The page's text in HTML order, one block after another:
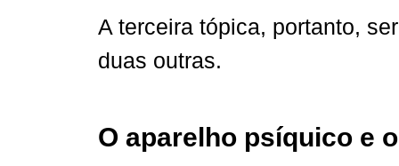
A terceira tópica, portanto,
duas outras.
O aparelho psíquico e